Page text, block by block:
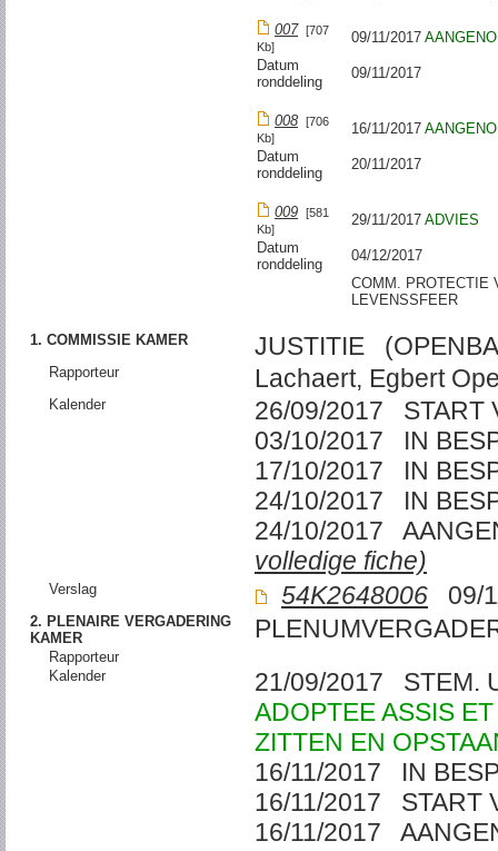
007 [707
Kb]
09/11/2017
Datum
ronddeling
09/11/2017
008 [706
Kb]
16/11/2017
Datum
ronddeling
20/11/2017
009 [581
Kb]
29/11/2017 ADVIES
Datum
ronddeling
04/12/2017
COMM. PROTECTIE
LEVENSSFEER
1. COMMISSIE KAMER JUSTITIE
Rapporteur Lachaert, Egbert
Kalender
26/09/2017 START
03/10/2017 IN
17/10/2017 IN
24/10/2017 IN
24/10/2017
volledige fiche)
Verslag 54K2648006 09/
2. PLENAIRE VERGADERING
KAMER
Rapporteur
Kalender
21/09/2017 STEM.
ADOPTEE ASSIS
ZITTEN EN
16/11/2017 IN
16/11/2017 START
16/11/2017